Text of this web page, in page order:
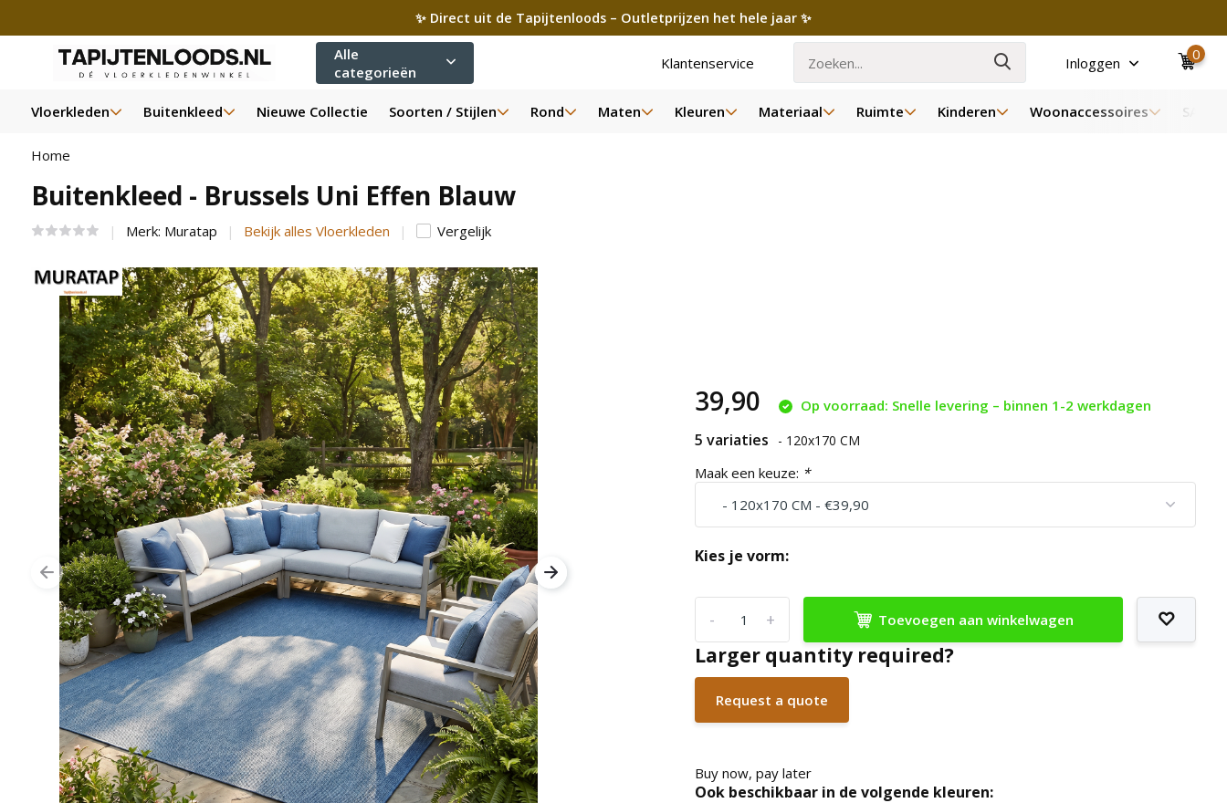
✨ Direct uit de Tapijtenloods – Outletprijzen het hele jaar ✨
Alle
categorieën
Klantenservice Inloggen 0
Vloerkleden Buitenkleed Nieuwe Collectie Soorten / Stijlen Rond Maten Kleuren Materiaal Ruimte Kinderen Woonaccessoires SALE
Home
Buitenkleed - Brussels Uni Effen Blauw
Merk: Muratap Bekijk alles Vloerkleden Vergelijk
39,90 Op voorraad: Snelle levering – binnen 1-2 werkdagen
5 variaties - 120x170 CM
Maak een keuze: *
Kies je vorm:
+
- Toevoegen aan winkelwagen
Larger quantity required?
Request a quote
Buy now, pay later
Ook beschikbaar in de volgende kleuren: